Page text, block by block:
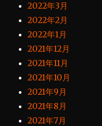
2022年3月
2022年2月
2022年1月
2021年12月
2021年11月
2021年10月
2021年9月
2021年8月
2021年7月